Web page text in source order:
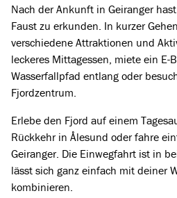
Nach der Ankunft in Geiranger
Faust zu erkunden. In kurzer
verschiedene Attraktionen und
leckeres Mittagessen, miete ein E-
Wasserfallpfad entlang oder
Fjordzentrum.
Erlebe den Fjord auf einem
Rückkehr in Ålesund oder fahre
Geiranger. Die Einwegfahrt ist in
lässt sich ganz einfach mit deiner
kombinieren.